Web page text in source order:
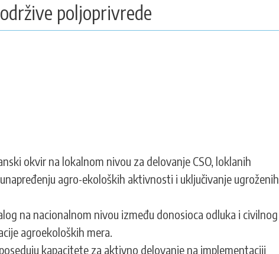
poljoprivrede
okvir na lokalnom nivou za delovanje CSO, loklanih
agro-ekoloških aktivnosti i uključivanje ugroženih
na nacionalnom nivou između donosioca odluka i civilnog
agroekoloških mera.
kapacitete za aktivno delovanje na implementaciji